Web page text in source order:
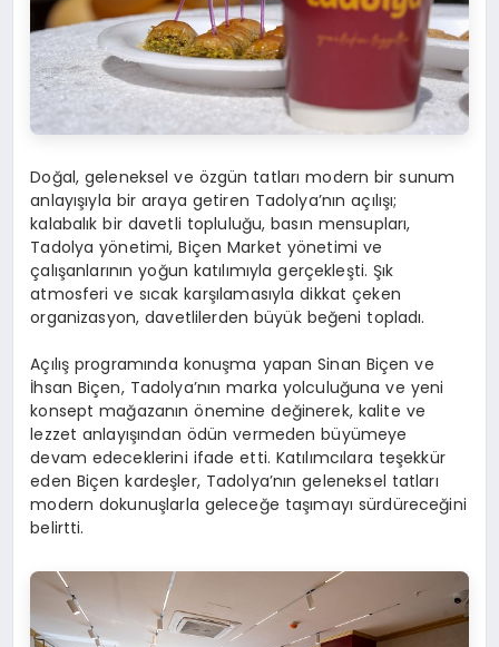
Doğal, geleneksel ve özgün tatları modern bir sunum
anlayışıyla bir araya getiren Tadolya’nın açılışı;
kalabalık bir davetli topluluğu, basın mensupları,
Tadolya yönetimi, Biçen Market yönetimi ve
çalışanlarının yoğun katılımıyla gerçekleşti. Şık
atmosferi ve sıcak karşılamasıyla dikkat çeken
organizasyon, davetlilerden büyük beğeni topladı.
Açılış programında konuşma yapan Sinan Biçen ve
İhsan Biçen, Tadolya’nın marka yolculuğuna ve yeni
konsept mağazanın önemine değinerek, kalite ve
lezzet anlayışından ödün vermeden büyümeye
devam edeceklerini ifade etti. Katılımcılara teşekkür
eden Biçen kardeşler, Tadolya’nın geleneksel tatları
modern dokunuşlarla geleceğe taşımayı sürdüreceğini
belirtti.